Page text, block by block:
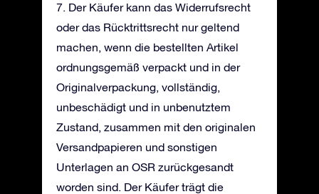
7. Der Käufer kann das Widerrufsrecht
oder das Rücktrittsrecht nur geltend
machen, wenn die bestellten Artikel
ordnungsgemäß verpackt und in der
Originalverpackung, vollständig,
unbeschädigt und in unbenutztem
Zustand, zusammen mit den originalen
Versandpapieren und sonstigen
Unterlagen an OSR zurückgesandt
worden sind. Der Käufer trägt die